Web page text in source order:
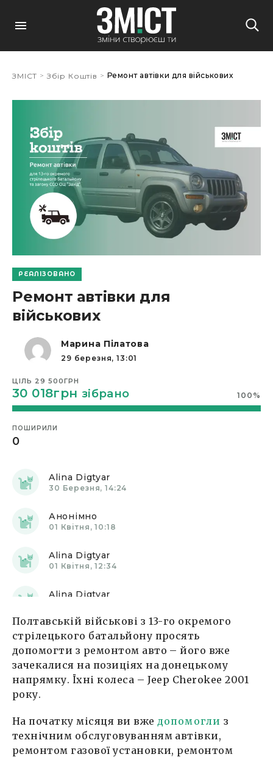
ЗМІСТ > Збір Коштів > Ремонт автівки для військових
РЕАЛІЗОВАНО
Ремонт автівки для
військових
Марина Пілатова
29 березня, 13:01
ЦІЛЬ 29 500ГРН
30 018грн зібрано 100 %
ПОШИРИЛИ
0
Alina Digtyar
30 Березня, 14:24
Анонімно
01 Квітня, 10:18
Alina Digtyar
01 Квітня, 12:34
Alina Digtyar
Alina Digtyar
05 Квітня, 15:41
Полтавській військові з 13-го окремого
стрілецького батальйону просять
допомогти з ремонтом авто – його вже
зачекалися на позиціях на донецькому
напрямку. Їхні колеса – Jeep Cherokee 2001
року.
На початку місяця ви вже допомогли з
технічним обслуговуванням автівки,
ремонтом газової установки, ремонтом